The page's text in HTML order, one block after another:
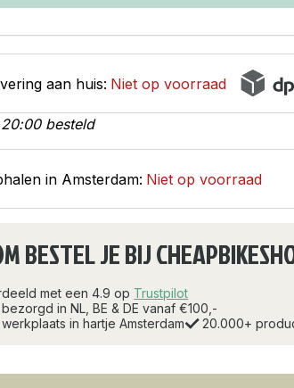
aan huis: Niet op voorraad
besteld
in Amsterdam: Niet op voorraad
BESTEL JE BIJ
met een 4.9 op Trustpilot
bezorgd in NL, BE & DE vanaf €100,-
in hartje Amsterdam
20.000+